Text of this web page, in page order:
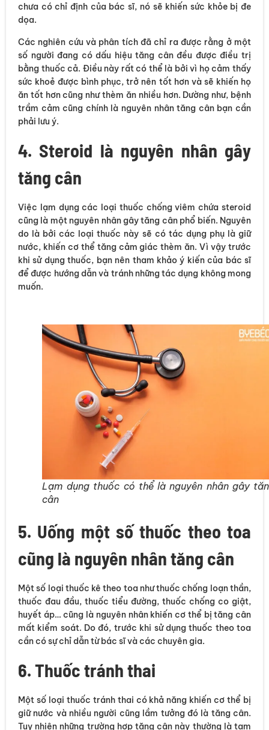
chưa có chỉ định của bác sĩ, nó sẽ khiến sức khỏe bị đe
dọa.
Các nghiên cứu và phân tích đã chỉ ra được rằng ở một
số người đang có dấu hiệu tăng cân đều được điều trị
bằng thuốc cả. Điều này rất có thể là bởi vì họ cảm thấy
sức khoẻ được bình phục, trở nên tốt hơn và sẽ khiến họ
ăn tốt hơn cũng như thèm ăn nhiều hơn. Dường như, bệnh
trầm cảm cũng chính là nguyên nhân tăng cân bạn cần
phải lưu ý.
4. Steroid là nguyên nhân gây
tăng cân
Việc lạm dụng các loại thuốc chống viêm chứa steroid
cũng là một nguyên nhân gây tăng cân phổ biến. Nguyên
do là bởi các loại thuốc này sẽ có tác dụng phụ là giữ
nước, khiến cơ thể tăng cảm giác thèm ăn. Vì vậy trước
khi sử dụng thuốc, bạn nên tham khảo ý kiến của bác sĩ
để được hướng dẫn và tránh những tác dụng không mong
muốn.
Lạm dụng thuốc có thể là nguyên nhân gây
cân
5. Uống một số thuốc theo toa
cũng là nguyên nhân tăng cân
Một số loại thuốc kê theo toa như thuốc chống loạn thần,
thuốc đau đầu, thuốc tiểu đường, thuốc chống co giật,
huyết áp… cũng là nguyên nhân khiến cơ thể bị tăng cân
mất kiểm soát. Do đó, trước khi sử dụng thuốc theo toa
cần có sự chỉ dẫn từ bác sĩ và các chuyên gia.
6. Thuốc tránh thai
Một số loại thuốc tránh thai có khả năng khiến cơ thể bị
giữ nước và nhiều người cũng lầm tưởng đó là tăng cân.
Tuy nhiên những trường hợp tăng cân này thường là tạm